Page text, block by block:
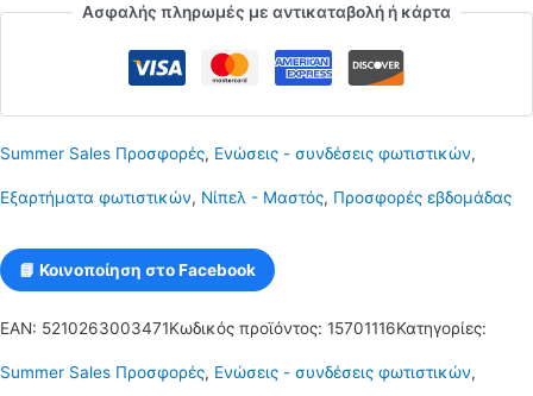
Σωλήνας
μήκος
95mm
Φ10χιλ.
ποσότητα
Ασφαλής πληρωμές με αντικαταβολή ή κάρτα
Summer Sales Προσφορές, Ενώσεις - συνδέσεις φωτιστικών,
Εξαρτήματα φωτιστικών, Νίπελ - Μαστός, Προσφορές εβδομάδας
📘 Κοινοποίηση στο Facebook
EAN: 5210263003471Κωδικός προϊόντος: 15701116Κατηγορίες:
Summer Sales Προσφορές, Ενώσεις - συνδέσεις φωτιστικών,